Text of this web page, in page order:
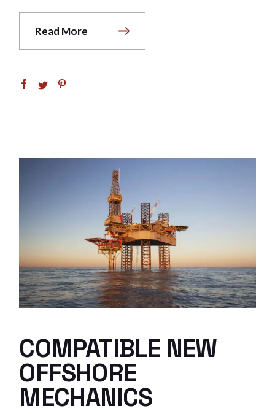
Read More
COMPATIBLE NEW
OFFSHORE
MECHANICS